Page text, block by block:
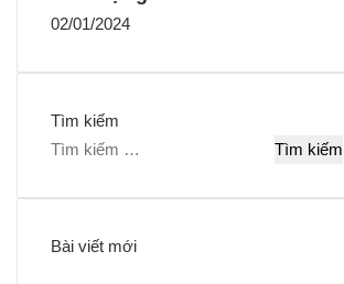
02/01/2024
Tìm kiếm
T
Bài viết mới